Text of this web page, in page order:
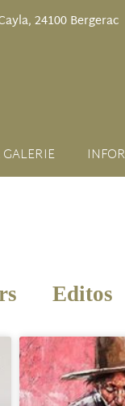
24100 Bergerac
Editos